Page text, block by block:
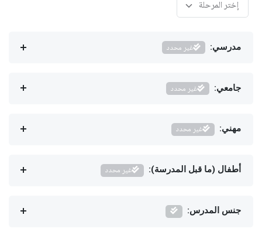
مدرسي: غير محدد
جامعي: غير محدد
مهني: غير محدد
أطفال (ما قبل المدرسة): غير محدد
جنس المدرس: